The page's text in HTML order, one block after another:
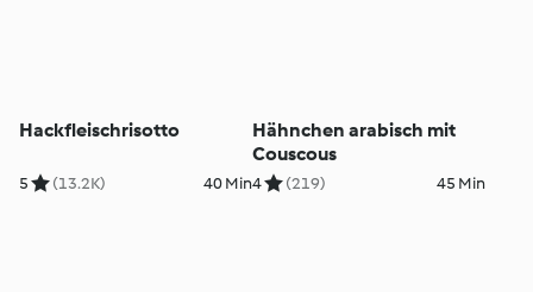
Hackfleischrisotto
5 (13.2K) 40 Min
Hähnchen arabisch mit
Couscous
4 (219) 45 Min